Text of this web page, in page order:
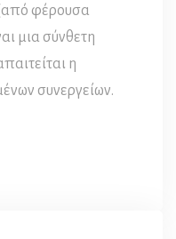
φέρουσα
μια σύνθετη
η
συνεργείων.